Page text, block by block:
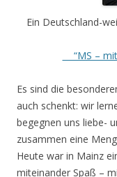
Ein Deutschland-
“MS –
Es sind die
auch schenkt: wir
begegnen uns liebe-
zusammen eine
Heute war in Mainz
miteinander Spaß –